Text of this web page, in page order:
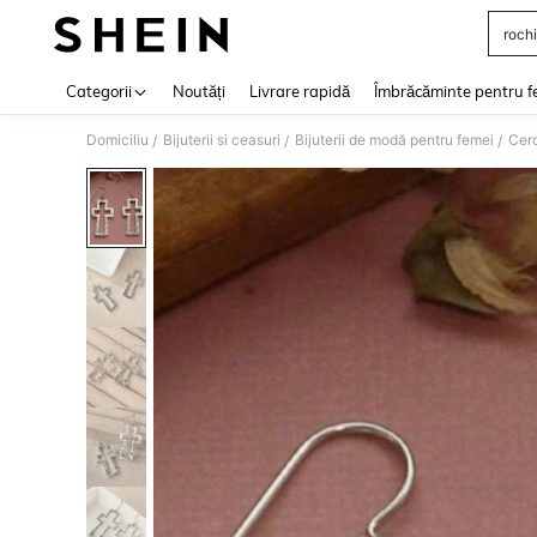
Categorii Noutăți Livrare rapidă Îmbrăcăminte pentru
Domiciliu / Bijuterii si ceasuri / Bijuterii de modă pentru femei /